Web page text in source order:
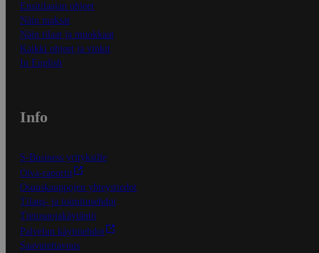
Ensitilaajan ohjeet
Näin maksat
Näin tilaat ja muokkaat
Kaikki ohjeet ja vinkit
In English
Info
S-Business yrityksille
Oiva-raportit
Osuuskauppojen yhteystiedot
Tilaus- ja toimitusehdot
Tietosuojakäytäntö
Palvelun käyttöehdot
Saavutettavuus